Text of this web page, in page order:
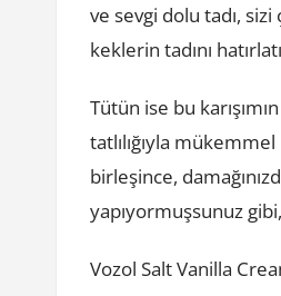
ve sevgi dolu tadı,
keklerin tadını
Tütün ise bu
tatlılığıyla
birleşince,
yapıyormuşsunuz
Vozol Salt Vanilla